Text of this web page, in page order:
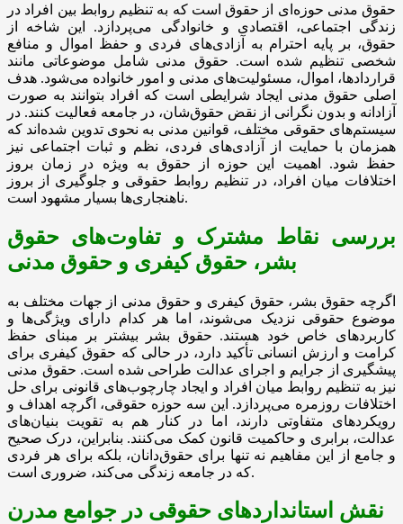
حقوق مدنی حوزه‌ای از حقوق است که به تنظیم روابط بین افراد در
زندگی اجتماعی، اقتصادی و خانوادگی می‌پردازد. این شاخه از
حقوق، بر پایه احترام به آزادی‌های فردی و حفظ اموال و منافع
شخصی تنظیم شده است. حقوق مدنی شامل موضوعاتی مانند
قراردادها، اموال، مسئولیت‌های مدنی و امور خانواده می‌شود. هدف
اصلی حقوق مدنی ایجاد شرایطی است که افراد بتوانند به صورت
آزادانه و بدون نگرانی از نقض حقوق‌شان، در جامعه فعالیت کنند. در
سیستم‌های حقوقی مختلف، قوانین مدنی به نحوی تدوین شده‌اند که
همزمان با حمایت از آزادی‌های فردی، نظم و ثبات اجتماعی نیز
حفظ شود. اهمیت این حوزه از حقوق به ویژه در زمان بروز
اختلافات میان افراد، در تنظیم روابط حقوقی و جلوگیری از بروز
ناهنجاری‌ها بسیار مشهود است.
بررسی نقاط مشترک و تفاوت‌های حقوق
بشر، حقوق کیفری و حقوق مدنی
اگرچه حقوق بشر، حقوق کیفری و حقوق مدنی از جهات مختلف به
موضوع حقوقی نزدیک می‌شوند، اما هر کدام دارای ویژگی‌ها و
کاربردهای خاص خود هستند. حقوق بشر بیشتر بر مبنای حفظ
کرامت و ارزش انسانی تأکید دارد، در حالی که حقوق کیفری برای
پیشگیری از جرایم و اجرای عدالت طراحی شده است. حقوق مدنی
نیز به تنظیم روابط میان افراد و ایجاد چارچوب‌های قانونی برای حل
اختلافات روزمره می‌پردازد. این سه حوزه حقوقی، اگرچه اهداف و
رویکردهای متفاوتی دارند، اما در کنار هم به تقویت بنیان‌های
عدالت، برابری و حاکمیت قانون کمک می‌کنند. بنابراین، درک صحیح
و جامع از این مفاهیم نه تنها برای حقوق‌دانان، بلکه برای هر فردی
که در جامعه زندگی می‌کند، ضروری است.
نقش استانداردهای حقوقی در جوامع مدرن